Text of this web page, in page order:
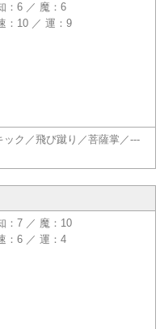
：6 ／ 魔：6
：10 ／ 運：9
ク／飛び蹴り／菩薩掌／---
：7 ／ 魔：10
：6 ／ 運：4